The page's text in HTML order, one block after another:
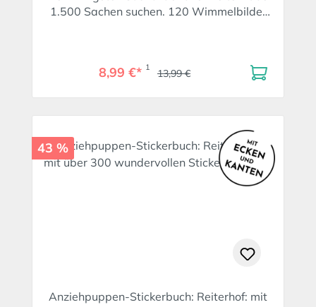
1.500 Sachen suchen. 120 Wimmelbilder
8,99 €* 1 13,99 €
43 %
Anziehpuppen-Stickerbuch: Reiterhof: mit